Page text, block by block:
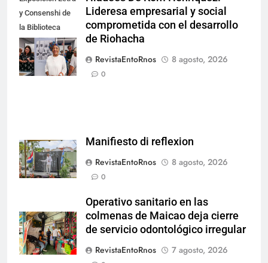
y Consenshi de
la Biblioteca
Nacional de
Aruba en San
Nicolás.
Lideresa empresarial y social
comprometida con el desarrollo
de Riohacha
RevistaEntoRnos
8 agosto, 2026
0
Manifiesto di reflexion
RevistaEntoRnos
8 agosto, 2026
0
Operativo sanitario en las
colmenas de Maicao deja cierre
de servicio odontológico irregular
RevistaEntoRnos
7 agosto, 2026